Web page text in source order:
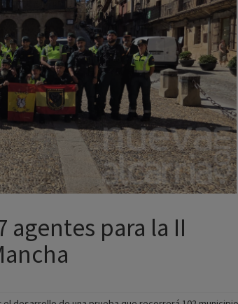
agentes para la II
desarrollo de una prueba que recorrerá 102 municipios